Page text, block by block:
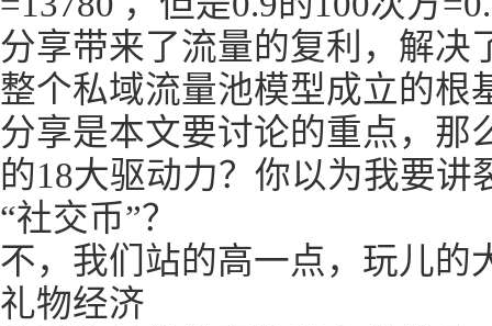
分享带来了流量的复利，解决
整个私域流量池模型成立的根
分享是本文要讨论的重点，那
的18大驱动力？你以为我要讲
“社交币”？
不，我们站的高一点，玩儿的
礼物经济